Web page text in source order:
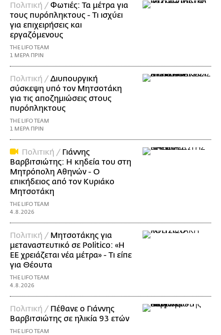
Πολιτική /Φωτιές: Τα μέτρα για
τους πυρόπληκτους - Τι ισχύει
για επιχειρήσεις και
εργαζόμενους
THE LIFO TEAM
1 ΜΕΡΑ ΠΡΙΝ
Πολιτική /Διυπουργική
σύσκεψη υπό τον Μητσοτάκη
για τις αποζημιώσεις στους
πυρόπληκτους
THE LIFO TEAM
1 ΜΕΡΑ ΠΡΙΝ
Πολιτική / Γιάννης
Βαρβιτσιώτης: Η κηδεία του στη
Μητρόπολη Αθηνών - Ο
επικήδειος από τον Κυριάκο
Μητσοτάκη
THE LIFO TEAM
4.8.2026
Πολιτική / Μητσοτάκης για
μεταναστευτικό σε Politico: «Η
ΕΕ χρειάζεται νέα μέτρα» - Τι είπε
για Θέουτα
THE LIFO TEAM
4.8.2026
Πολιτική / Πέθανε ο Γιάννης
Βαρβιτσιώτης σε ηλικία 93 ετών
THE LIFO TEAM